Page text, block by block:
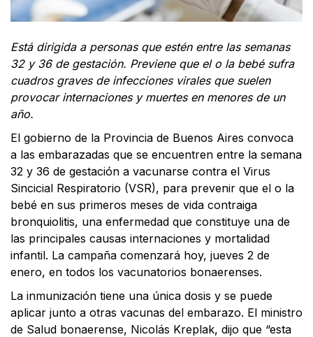
Está dirigida a personas que estén entre las semanas
32 y 36 de gestación. Previene que el o la bebé sufra
cuadros graves de infecciones virales que suelen
provocar internaciones y muertes en menores de un
año.
El gobierno de la Provincia de Buenos Aires convoca
a las embarazadas que se encuentren entre la semana
32 y 36 de gestación a vacunarse contra el Virus
Sincicial Respiratorio (VSR), para prevenir que el o la
bebé en sus primeros meses de vida contraiga
bronquiolitis, una enfermedad que constituye una de
las principales causas internaciones y mortalidad
infantil. La campaña comenzará hoy, jueves 2 de
enero, en todos los vacunatorios bonaerenses.
La inmunización tiene una única dosis y se puede
aplicar junto a otras vacunas del embarazo. El ministro
de Salud bonaerense, Nicolás Kreplak, dijo que “esta